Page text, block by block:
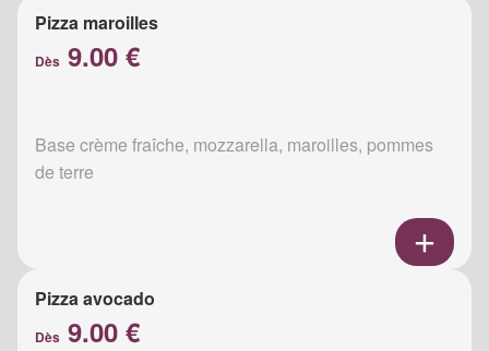
Pizza maroilles
Dès 9.00 €
Base crème fraîche, mozzarella, maroilles, pommes
de terre
Pizza avocado
Dès 9.00 €